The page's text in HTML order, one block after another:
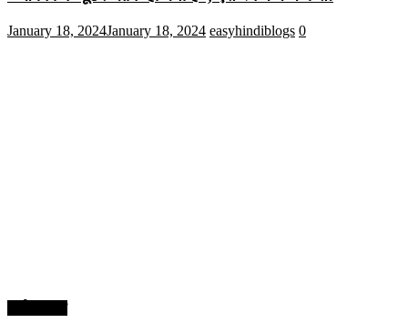
January 18, 2024January 18, 2024 easyhindiblogs 0